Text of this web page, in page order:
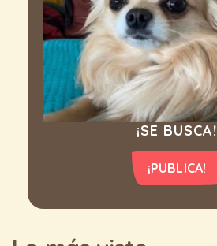
¡SE BUSCA!
¡PUBLICA!